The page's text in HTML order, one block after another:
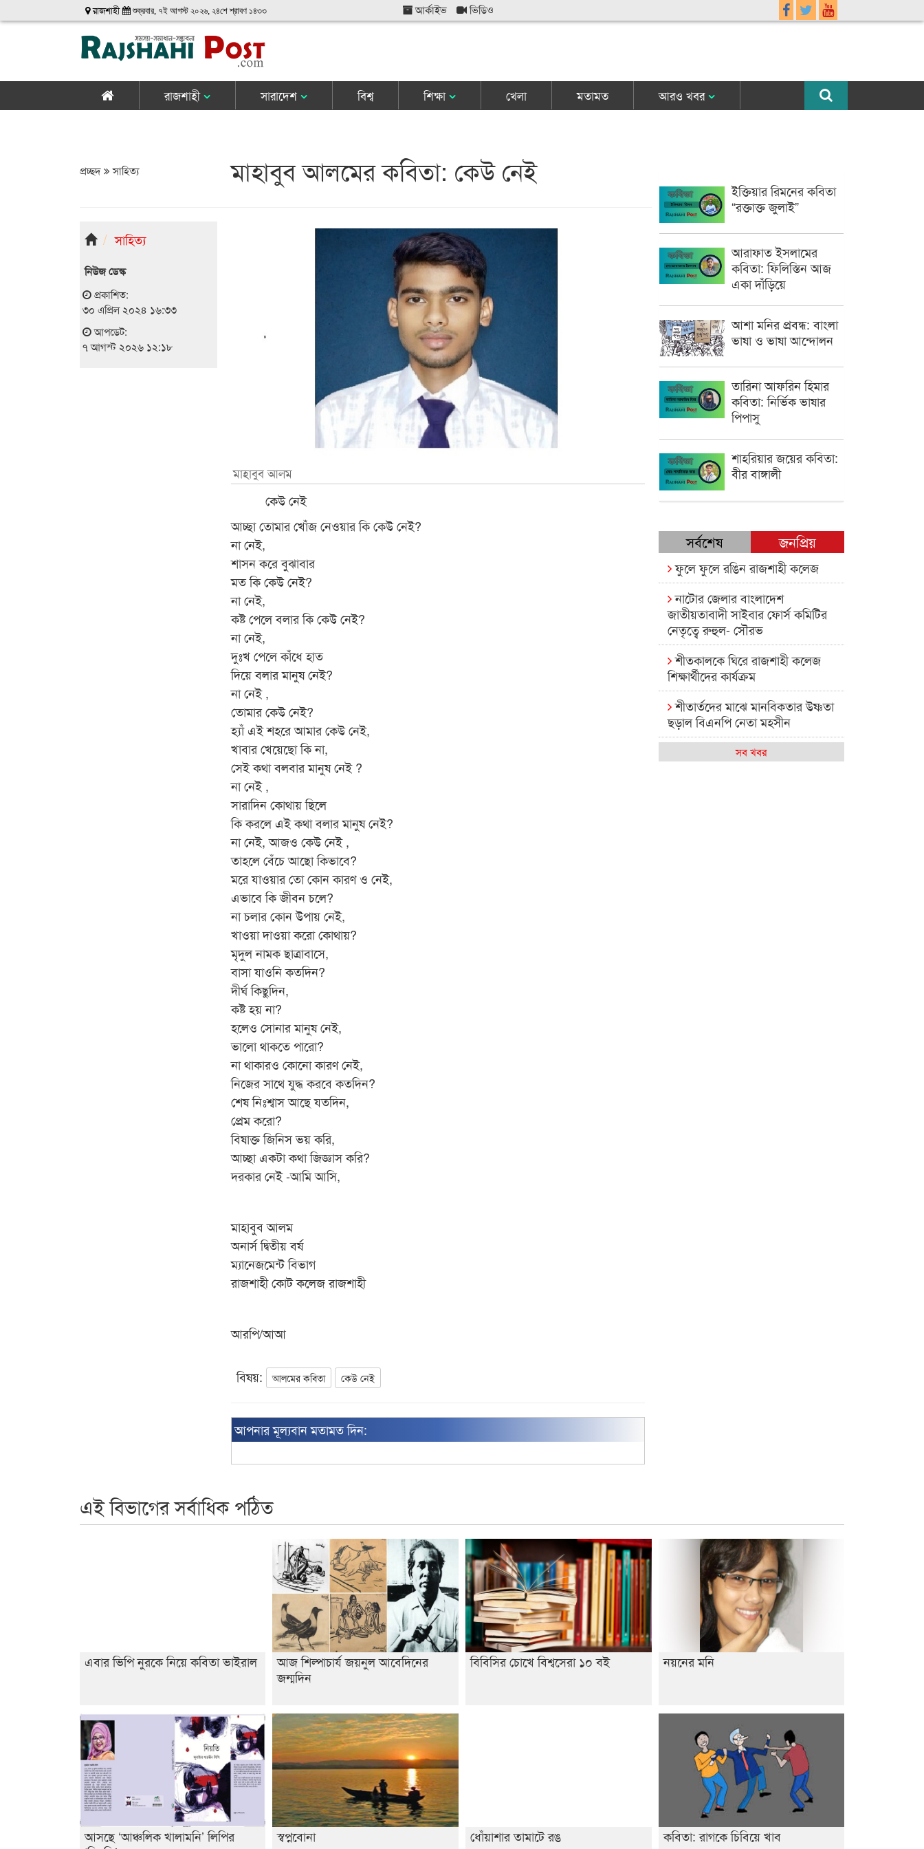
রাজশাহী শুক্রবার, ৭ই আগস্ট ২০২৬, ২৪শে শ্রাবণ ১৪৩৩ আর্কাইভ ভিডিও
রাজশাহী সারাদেশ বিশ্ব শিক্ষা খেলা মতামত আরও খবর
প্রচ্ছদ সাহিত্য মাহাবুব আলমের কবিতা: কেউ নেই
সাহিত্য
নিউজ ডেস্ক
প্রকাশিত:
৩০ এপ্রিল ২০২৪ ১৬:৩৩
আপডেট:
৭ আগস্ট ২০২৬ ১২:১৮
মাহাবুব আলম
কেউ নেই
আচ্ছা তোমার খোঁজ নেওয়ার কি কেউ নেই?
না নেই,
শাসন করে বুঝাবার
মত কি কেউ নেই?
না নেই,
কষ্ট পেলে বলার কি কেউ নেই?
না নেই,
দুঃখ পেলে কাঁধে হাত
দিয়ে বলার মানুষ নেই?
না নেই ,
তোমার কেউ নেই?
হ্যাঁ এই শহরে আমার কেউ নেই,
খাবার খেয়েছো কি না,
সেই কথা বলবার মানুষ নেই ?
না নেই ,
সারাদিন কোথায় ছিলে
কি করলে এই কথা বলার মানুষ নেই?
না নেই, আজও কেউ নেই ,
তাহলে বেঁচে আছো কিভাবে?
মরে যাওয়ার তো কোন কারণ ও নেই,
এভাবে কি জীবন চলে?
না চলার কোন উপায় নেই,
খাওয়া দাওয়া করো কোথায়?
মৃদুল নামক ছাত্রাবাসে,
বাসা যাওনি কতদিন?
দীর্ঘ কিছুদিন,
কষ্ট হয় না?
হলেও সোনার মানুষ নেই,
ভালো থাকতে পারো?
না থাকারও কোনো কারণ নেই,
নিজের সাথে যুদ্ধ করবে কতদিন?
শেষ নিঃশ্বাস আছে যতদিন,
প্রেম করো?
বিষাক্ত জিনিস ভয় করি,
আচ্ছা একটা কথা জিজ্ঞাস করি?
দরকার নেই -আমি আসি,
মাহাবুব আলম
অনার্স দ্বিতীয় বর্ষ
ম্যানেজমেন্ট বিভাগ
রাজশাহী কোট কলেজ রাজশাহী
আরপি/আআ
বিষয়: আলমের কবিতা কেউ নেই
আপনার মূল্যবান মতামত দিন:
ইক্তিয়ার রিমনের কবিতা
“রক্তাক্ত জুলাই”
আরাফাত ইসলামের
কবিতা: ফিলিস্তিন আজ
একা দাঁড়িয়ে
আশা মনির প্রবন্ধ: বাংলা
ভাষা ও ভাষা আন্দোলন
তারিনা আফরিন হিমার
কবিতা: নির্ভিক ভাষার
পিপাসু
শাহরিয়ার জয়ের কবিতা:
বীর বাঙ্গালী
সর্বশেষ জনপ্রিয়
ফুলে ফুলে রঙিন রাজশাহী কলেজ
নাটোর জেলার বাংলাদেশ
জাতীয়তাবাদী সাইবার ফোর্স কমিটির
নেতৃত্বে রুহুল- সৌরভ
শীতকালকে ঘিরে রাজশাহী কলেজ
শিক্ষার্থীদের কার্যক্রম
শীতার্তদের মাঝে মানবিকতার উষ্ণতা
ছড়াল বিএনপি নেতা মহসীন
রাজশাহী কলেজের মিষ্টি বিকেল
সব খবর
এই বিভাগের সর্বাধিক পঠিত
এবার ভিপি নুরকে নিয়ে কবিতা ভাইরাল
আজ শিল্পাচার্য জয়নুল আবেদিনের
জন্মদিন
বিবিসির চোখে বিশ্বসেরা ১০ বই নয়নের মনি
আসছে ‘আঞ্চলিক খালামনি’ লিপির
স্বপ্নবোনা ধোঁয়াশার তামাটে রঙ কবিতা: রাগকে চিবিয়ে খাব